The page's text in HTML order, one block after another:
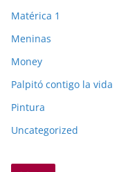
Matérica 1
Meninas
Money
Palpitó contigo la vida
Pintura
Uncategorized